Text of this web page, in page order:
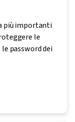
più importanti
le
password dei